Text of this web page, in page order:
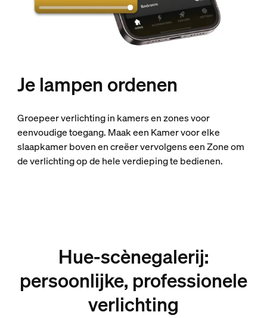
Je lampen ordenen
Groepeer verlichting in kamers en zones voor
eenvoudige toegang. Maak een Kamer voor elke
slaapkamer boven en creëer vervolgens een Zone om
de verlichting op de hele verdieping te bedienen.
Hue-scènegalerij:
persoonlijke, professionele
verlichting